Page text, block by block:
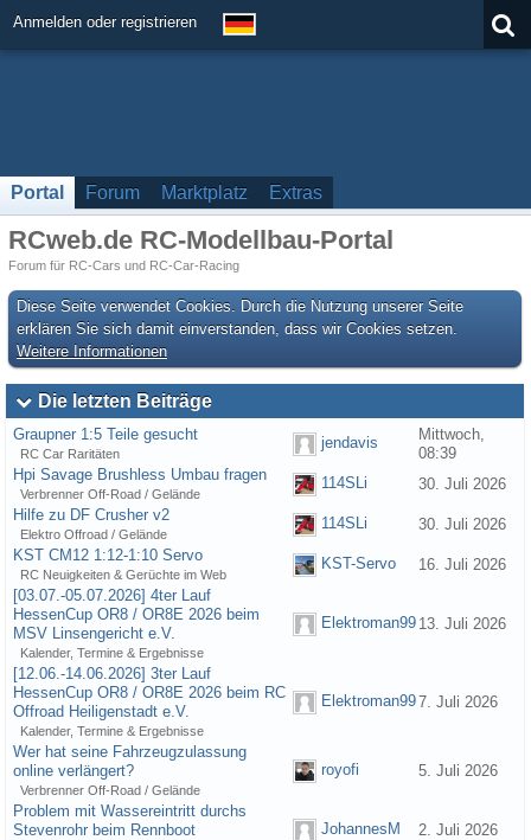
Anmelden oder registrieren
Portal Forum Marktplatz Extras
RCweb.de RC-Modellbau-Portal
Forum für RC-Cars und RC-Car-Racing
Diese Seite verwendet Cookies. Durch die Nutzung unserer Seite
erklären Sie sich damit einverstanden, dass wir Cookies setzen.
Weitere Informationen
Die letzten Beiträge
Graupner 1:5 Teile gesucht
RC Car Raritäten
jendavis
Mittwoch,
08:39
Hpi Savage Brushless Umbau fragen
Verbrenner Off-Road / Gelände
114SLi
30. Juli 2026
Hilfe zu DF Crusher v2
Elektro Offroad / Gelände
114SLi
30. Juli 2026
KST CM12 1:12-1:10 Servo
RC Neuigkeiten & Gerüchte im Web
KST-Servo
16. Juli 2026
[03.07.-05.07.2026] 4ter Lauf
HessenCup OR8 / OR8E 2026 beim
MSV Linsengericht e.V.
Kalender, Termine & Ergebnisse
Elektroman99 13. Juli 2026
[12.06.-14.06.2026] 3ter Lauf
HessenCup OR8 / OR8E 2026 beim RC
Offroad Heiligenstadt e.V.
Kalender, Termine & Ergebnisse
Elektroman997. Juli 2026
Wer hat seine Fahrzeugzulassung
online verlängert?
Verbrenner Off-Road / Gelände
royofi 5. Juli 2026
Problem mit Wassereintritt durchs
Stevenrohr beim Rennboot
JohannesM 2. Juli 2026